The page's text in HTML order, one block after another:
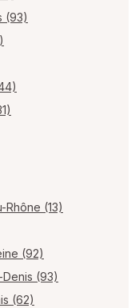
(93)
(13)
(92)
(93)
(62)